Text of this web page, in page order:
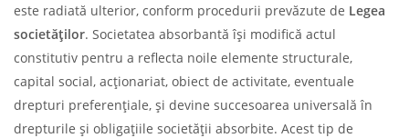
este radiată ulterior, conform procedurii prevăzute de Legea
societăților. Societatea absorbantă își modifică actul
constitutiv pentru a reflecta noile elemente structurale,
capital social, acționariat, obiect de activitate, eventuale
drepturi preferențiale, și devine succesoarea universală în
drepturile și obligațiile societății absorbite. Acest tip de